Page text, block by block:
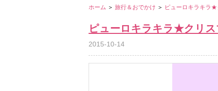
ホーム ＞ 旅行＆おでかけ ＞ ピューロキラキラ
ピューロキラキラ★クリ
2015-10-14